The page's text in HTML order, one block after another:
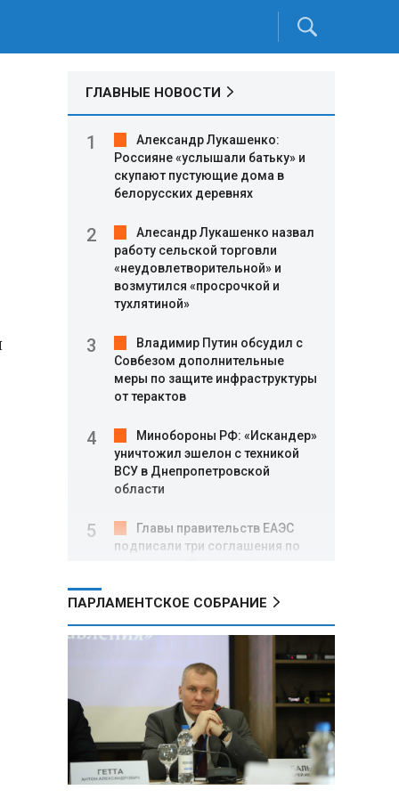
ГЛАВНЫЕ НОВОСТИ
Александр Лукашенко:
Россияне «услышали батьку» и
скупают пустующие дома в
белорусских деревнях
Алесандр Лукашенко назвал
работу сельской торговли
«неудовлетворительной» и
возмутился «просрочкой и
тухлятиной»
Владимир Путин обсудил с
Совбезом дополнительные
меры по защите инфраструктуры
от терактов
Минобороны РФ: «Искандер»
уничтожил эшелон с техникой
ВСУ в Днепропетровской
области
Главы правительств ЕАЭС
подписали три соглашения по
Хотите «собирать сливки» в
отдалённые деревни
Минобороны РФ: установлен
контроль над Анискино в
Харьковской области
ФСБ и МВД накрыли сеть
ПАРЛАМЕНТСКОЕ СОБРАНИЕ